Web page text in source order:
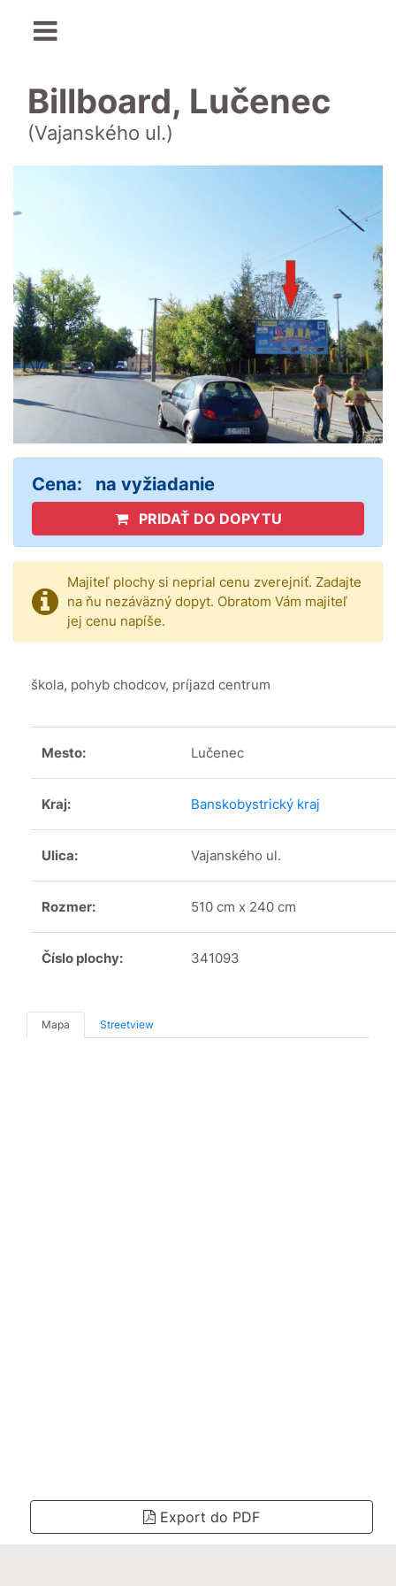
Billboard, Lučenec
(Vajanského ul.)
Cena: na vyžiadanie
PRIDAŤ DO DOPYTU
Majiteľ plochy si neprial cenu zverejniť. Zadajte
na ňu nezáväzný dopyt. Obratom Vám majiteľ
jej cenu napíše.
škola, pohyb chodcov, príjazd centrum
Mesto: Lučenec
Kraj: Banskobystrický kraj
Ulica: Vajanského ul.
Rozmer: 510 cm x 240 cm
Číslo plochy: 341093
Mapa Streetview
Export do PDF